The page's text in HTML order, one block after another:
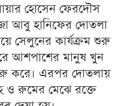
হোসেন ফেরদৌস
আবু হানিফের দোতলা
সেলুনের কার্যক্রম শুরু
আশপাশের মানুষ খুন
করে। এরপর দোতলায়
ও রুমের মেঝে রক্তে